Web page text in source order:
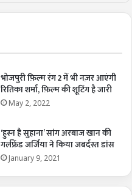
भोजपुरी फ़िल्म रंग 2 में भी नज़र आएंगी
रितिका शर्मा, फ़िल्म की शूटिंग है जारी
May 2, 2022
‘हुस्न है सुहाना’ सांग अरबाज खान की
गर्लफ्रेंड जर्जिया ने किया जबर्दस्त डांस
January 9, 2021